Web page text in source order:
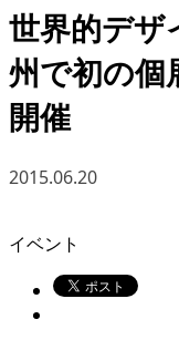
世界的デザ
州で初の個
開催
2015.06.20
イベント